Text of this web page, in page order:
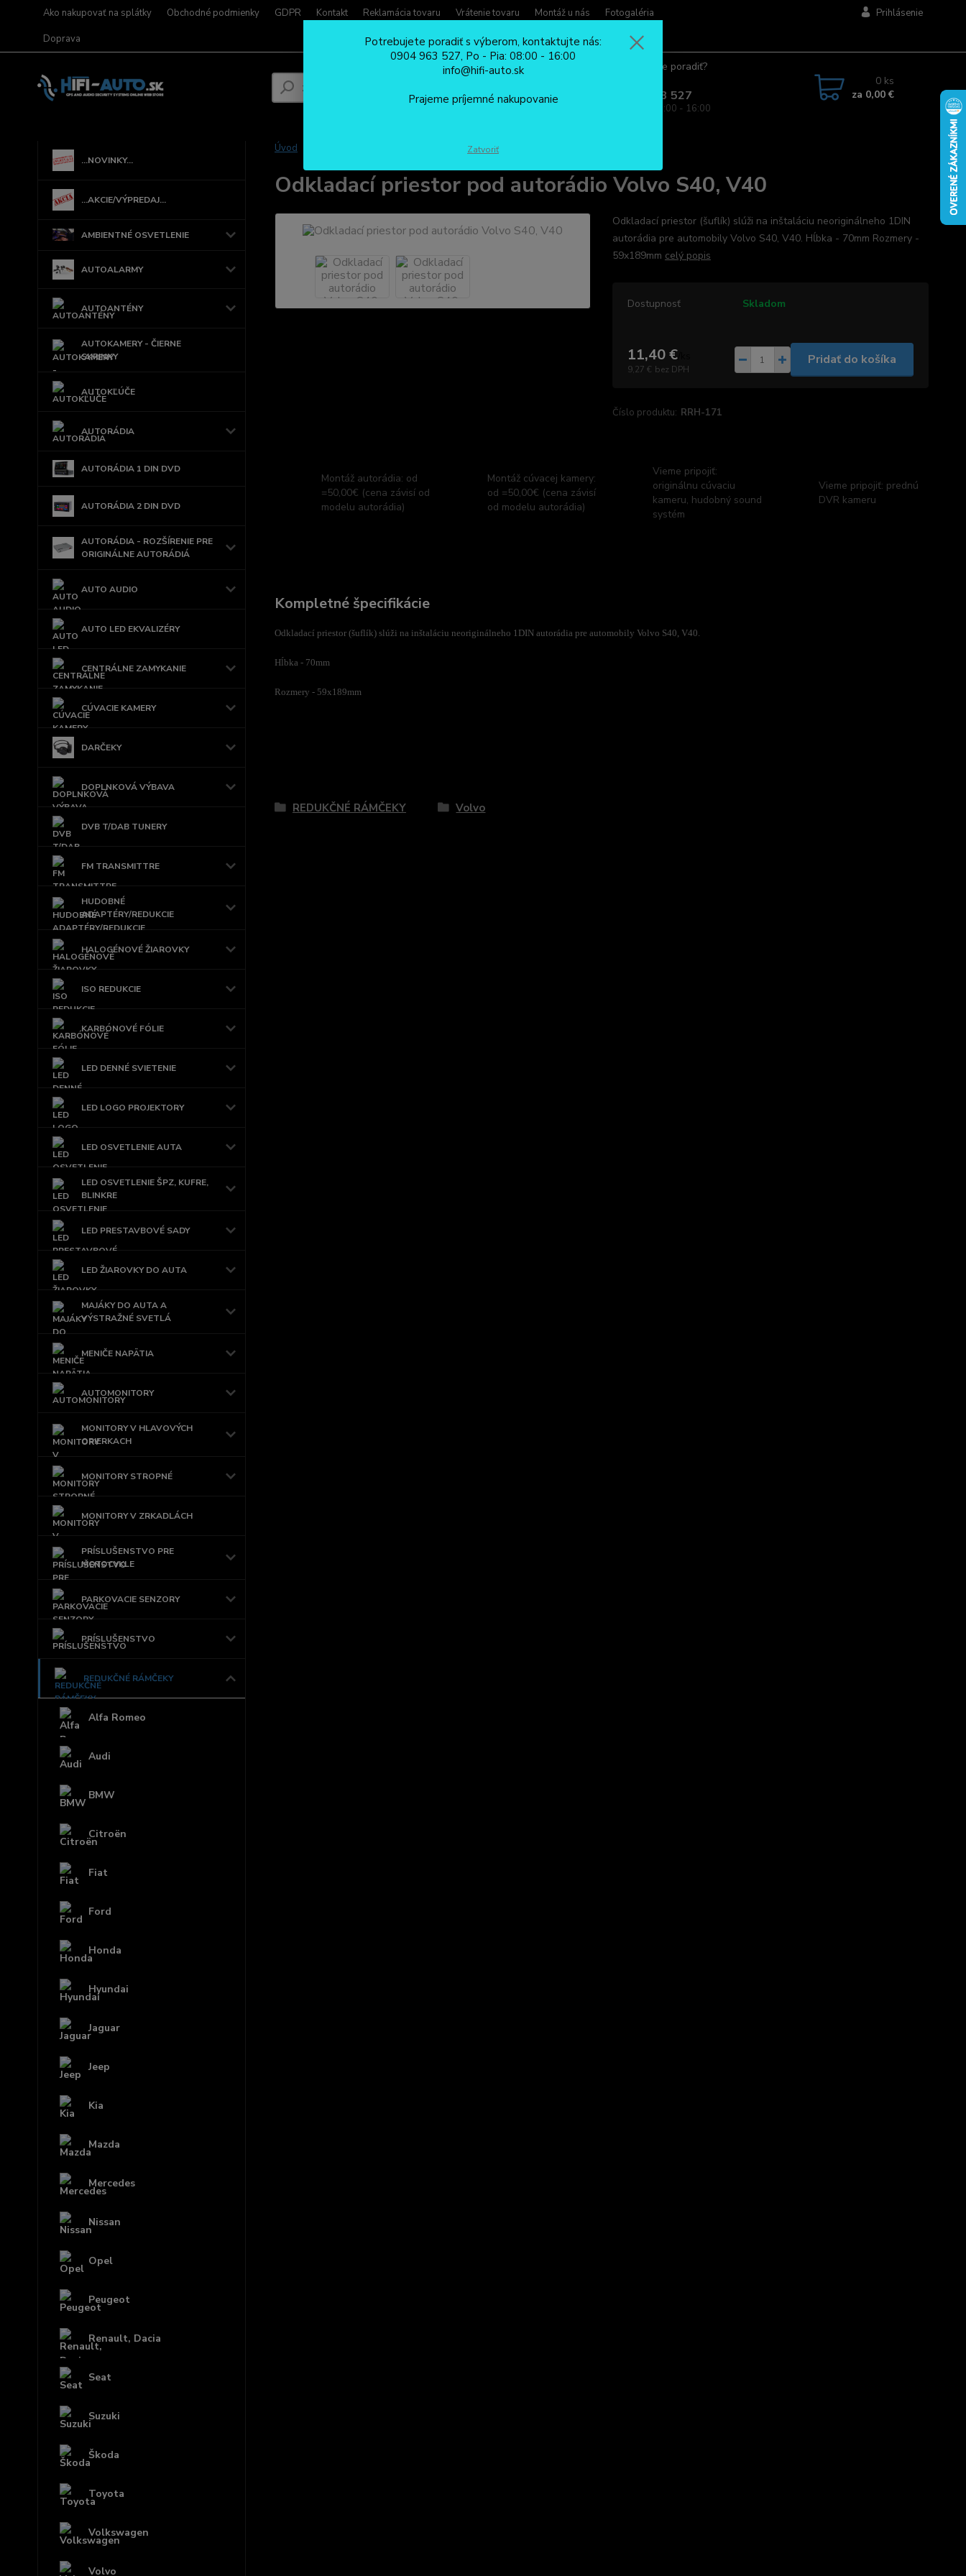
Ako nakupovať na splátky Obchodné podmienky GDPR Kontakt Reklamácia tovaru Vrátenie tovaru Montáž u nás
Fotogaléria
Doprava
Prihlásenie
Potrebujete poradiť?
0904 963 527
Po - Pia: 08:00 - 16:00
0 ks
za 0,00 €
...NOVINKY...
...AKCIE/VÝPREDAJ...
AMBIENTNÉ OSVETLENIE
AUTOALARMY
AUTOANTÉNY
AUTOKAMERY - ČIERNE
SKRINKY
AUTOKĽÚČE
AUTORÁDIA
AUTORÁDIA 1 DIN DVD
AUTORÁDIA 2 DIN DVD
AUTORÁDIA - ROZŠÍRENIE PRE
ORIGINÁLNE AUTORÁDIÁ
AUTO AUDIO
AUTO LED EKVALIZÉRY
CENTRÁLNE ZAMYKANIE
CÚVACIE KAMERY
DARČEKY
DOPLNKOVÁ VÝBAVA
DVB T/DAB TUNERY
FM TRANSMITTRE
HUDOBNÉ
ADAPTÉRY/REDUKCIE
HALOGÉNOVÉ ŽIAROVKY
ISO REDUKCIE
KARBÓNOVÉ FÓLIE
LED DENNÉ SVIETENIE
LED LOGO PROJEKTORY
LED OSVETLENIE AUTA
LED OSVETLENIE ŠPZ, KUFRE,
BLINKRE
LED PRESTAVBOVÉ SADY
LED ŽIAROVKY DO AUTA
MAJÁKY DO AUTA A
VÝSTRAŽNÉ SVETLÁ
MENIČE NAPÄTIA
AUTOMONITORY
MONITORY V HLAVOVÝCH
OPIERKACH
MONITORY STROPNÉ
MONITORY V ZRKADLÁCH
PRÍSLUŠENSTVO PRE
MOTOCYKLE
PARKOVACIE SENZORY
PRÍSLUŠENSTVO
REDUKČNÉ RÁMČEKY
Alfa Romeo
Audi
BMW
Citroën
Fiat
Ford
Honda
Hyundai
Jaguar
Jeep
Kia
Mazda
Mercedes
Nissan
Opel
Peugeot
Renault, Dacia
Seat
Suzuki
Škoda
Toyota
Volkswagen
Volvo
Úvod Odkladací priestor pod autorádio Volvo S40, V40
Odkladací priestor pod autorádio Volvo S40, V40
Odkladací priestor (šuflík) slúži na inštaláciu neoriginálneho 1DIN
autorádia pre automobily Volvo S40, V40. Hĺbka - 70mm Rozmery -
59x189mm celý popis
Dostupnosť Skladom
11,40 €/
9,27 € bez DPH
Pridať do košíka
Číslo produktu: RRH-171
Montáž autorádia: od
=50,00€ (cena závisí od
modelu autorádia)
Montáž cúvacej kamery:
od =50,00€ (cena závisí
od modelu autorádia)
Vieme pripojiť:
originálnu cúvaciu
kameru, hudobný sound
systém
Vieme pripojiť: prednú
DVR kameru
Kompletné špecifikácie
Odkladací priestor (šuflík) slúži na inštaláciu neoriginálneho 1DIN autorádia pre automobily Volvo S40, V40.
Hĺbka - 70mm
Rozmery - 59x189mm
REDUKČNÉ RÁMČEKY Volvo
Potrebujete poradiť s výberom, kontaktujte nás:
0904 963 527, Po - Pia: 08:00 - 16:00
info@hifi-auto.sk
Prajeme príjemné nakupovanie
Zatvoriť